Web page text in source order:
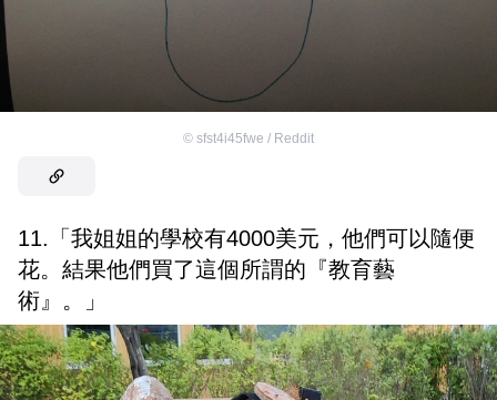
© sfst4i45fwe / Reddit
11.「我姐姐的學校有4000美元，他們可以隨便
花。結果他們買了這個所謂的『教育藝
術』。」